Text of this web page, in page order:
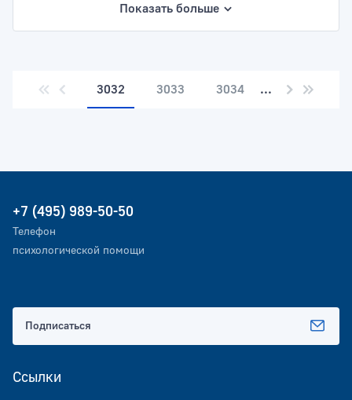
Показать больше
3032 3033 3034 ...
+7 (495) 989-50-50
Телефон
психологической помощи
Ссылки
Подписаться